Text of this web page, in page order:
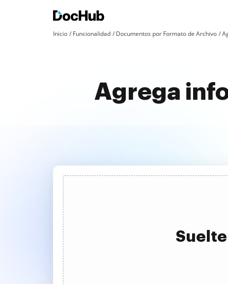
Inicio Funcionalidad Documentos por Formato de Archivo
Agrega